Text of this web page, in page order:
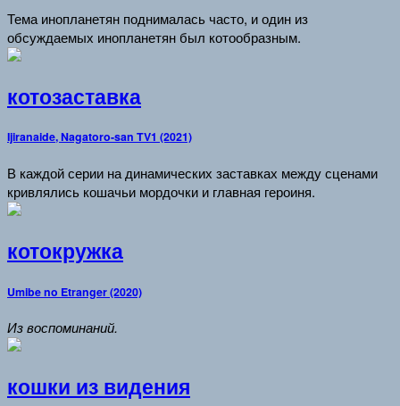
Тема инопланетян поднималась часто, и один из
обсуждаемых инопланетян был котообразным.
котозаставка
Ijiranaide, Nagatoro-san TV1 (2021)
В каждой серии на динамических заставках между сценами
кривлялись кошачьи мордочки и главная героиня.
котокружка
Umibe no Etranger (2020)
Из воспоминаний.
кошки из видения